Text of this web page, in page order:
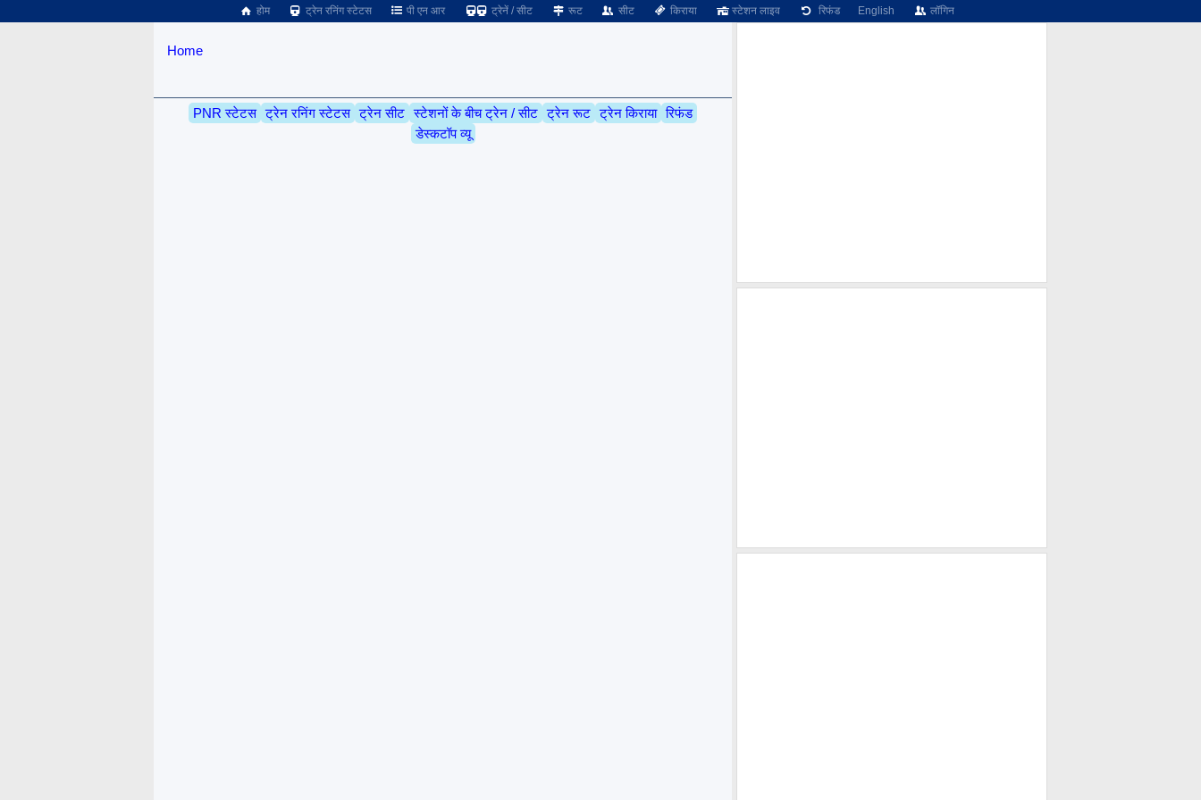
होम ट्रेन रनिंग स्टेटस पी एन आर ट्रेनें / सीट रूट सीट किराया स्टेशन लाइव रिफंड English लॉगिन
Home
PNR स्टेटस ट्रेन रनिंग स्टेटस ट्रेन सीट स्टेशनों के बीच ट्रेन / सीट ट्रेन रूट ट्रेन किराया रिफंड
डेस्कटॉप व्यू